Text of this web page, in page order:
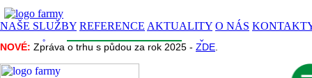
NAŠE SLUŽBY REFERENCE AKTUALITY O NÁS
NOVÉ: Zpráva o trhu s půdou za rok 2025 - ZDE
CENA PŮDY INZERCEINFORMACENAŠE PROJEKTY
NOVÉ: Zpráva o trhu s půdou za rok 2025 - ZDE